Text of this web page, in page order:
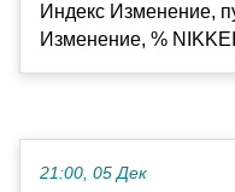
Индекс Изменение,
Изменение, %
21:00, 05 Дек